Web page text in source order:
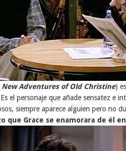
NewAdventures of Old Christine)
el personaje que añade sensatez e
siempre aparece alguien pero no
que Grace se enamorara de él